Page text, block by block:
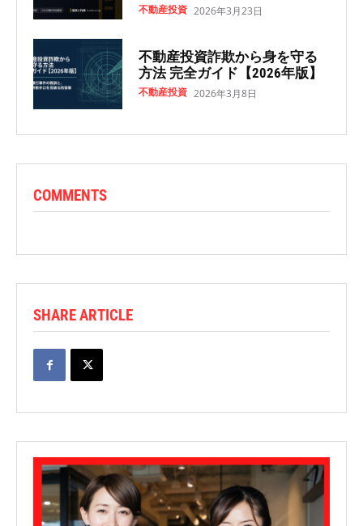
不動産投資 2026年3月23日
不動産投資詐欺から身を守る
方法 完全ガイド【2026年版】
不動産投資 2026年3月8日
COMMENTS
SHARE ARTICLE